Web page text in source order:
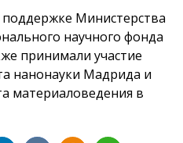
Министерства
научного фонда
принимали участие
нанонауки Мадрида и
материаловедения в